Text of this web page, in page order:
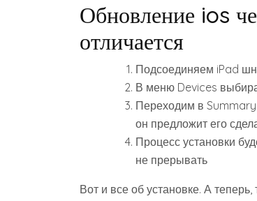
Обновление ios
отличается
Подсоединяем iPad
В меню Devices
Переходим в
он предложит его
Процесс установки
не прерывать
Вот и все об установке. А